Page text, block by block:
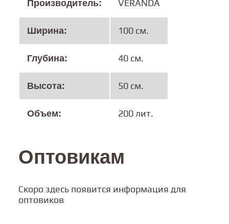
Производитель: VERANDA
Ширина: 100 см.
Глубина: 40 см.
Высота: 50 см.
Объем: 200 лит.
Оптовикам
Скоро здесь появится информация для
оптовиков